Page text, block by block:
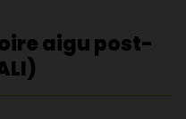
aigu post-